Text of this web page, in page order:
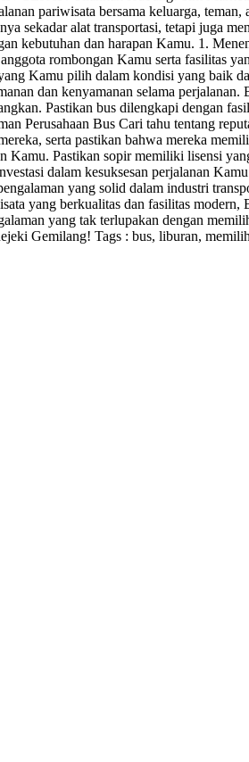
pariwisata bersama keluarga,
sekadar alat transportasi, tetapi juga
kebutuhan dan harapan Kamu. 1.
rombongan Kamu serta fasilitas
Kamu pilih dalam kondisi yang baik
dan kenyamanan selama
Pastikan bus dilengkapi dengan
Perusahaan Bus Cari tahu tentang
serta pastikan bahwa mereka
Pastikan sopir memiliki lisensi
dalam kesuksesan perjalanan
yang solid dalam industri
yang berkualitas dan fasilitas
yang tak terlupakan dengan
Gemilang! Tags : bus, liburan,